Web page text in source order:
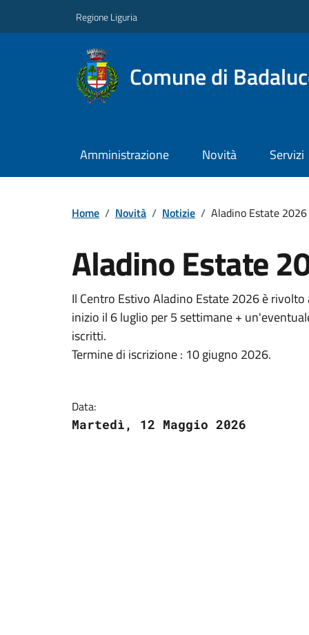
Regione Liguria
Comune di
Amministrazione Novità Servizi
Home / Novità / Notizie / Aladino Estate
Aladino Estate
Il Centro Estivo Aladino Estate 2026 è
inizio il 6 luglio per 5 settimane +
iscritti.
Termine di iscrizione : 10 giugno 2026.
Data:
Martedì, 12 Maggio 2026